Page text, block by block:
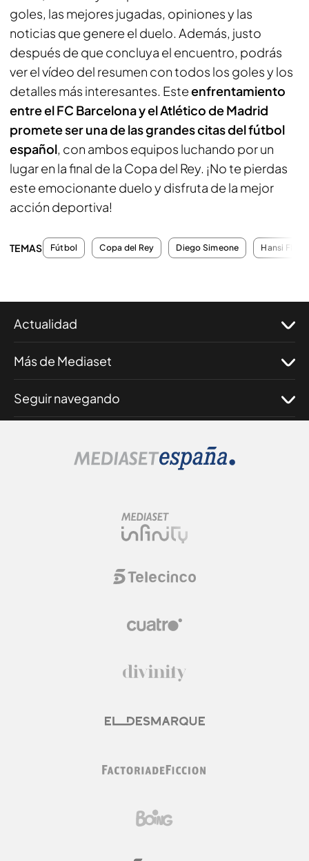
goles, las mejores jugadas, opiniones y las
noticias que genere el duelo. Además, justo
después de que concluya el encuentro, podrás
ver el vídeo del resumen con todos los goles y los
detalles más interesantes. Esteenfrentamiento
entre el FC Barcelona y el Atlético de Madrid
promete ser una de las grandes citas del fútbol
español, con ambos equipos luchando por un
lugar en la final de la Copa del Rey. ¡No te pierdas
este emocionante duelo y disfruta de la mejor
acción deportiva!
TEMAS Fútbol Copa del Rey Diego Simeone Hansi Flick
Actualidad
Más de Mediaset
Seguir navegando